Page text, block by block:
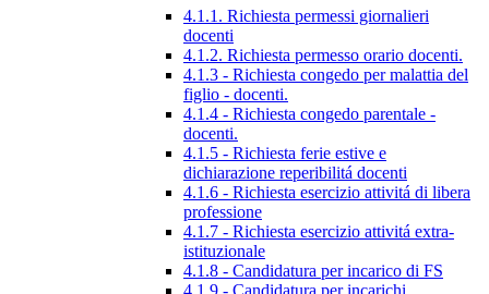
4.1.1. Richiesta permessi giornalieri
docenti
4.1.2. Richiesta permesso orario docenti.
4.1.3 - Richiesta congedo per malattia del
figlio - docenti.
4.1.4 - Richiesta congedo parentale -
docenti.
4.1.5 - Richiesta ferie estive e
dichiarazione reperibilitá docenti
4.1.6 - Richiesta esercizio attivitá di libera
professione
4.1.7 - Richiesta esercizio attivitá extra-
istituzionale
4.1.8 - Candidatura per incarico di FS